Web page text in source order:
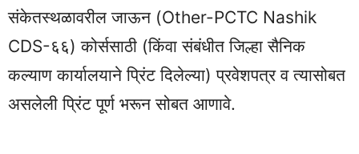
संकेतस्थळावरील जाऊन (Other-PCTC Nashik
CDS-६६) कोर्ससाठी (किंवा संबंधीत जिल्हा सैनिक
कल्याण कार्यालयाने प्रिंट दिलेल्या) प्रवेशपत्र व त्यासोबत
असलेली प्रिंट पूर्ण भरून सोबत आणावे.